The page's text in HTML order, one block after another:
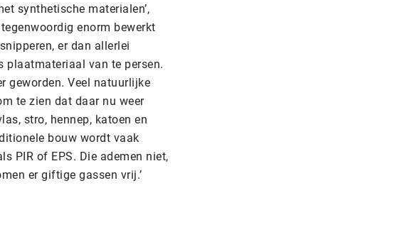
synthetische materialen’,
enorm bewerkt
er dan allerlei
plaatmateriaal van te persen.
geworden. Veel natuurlijke
te zien dat daar nu weer
stro, hennep, katoen en
bouw wordt vaak
PIR of EPS. Die ademen niet,
er giftige gassen vrij.’